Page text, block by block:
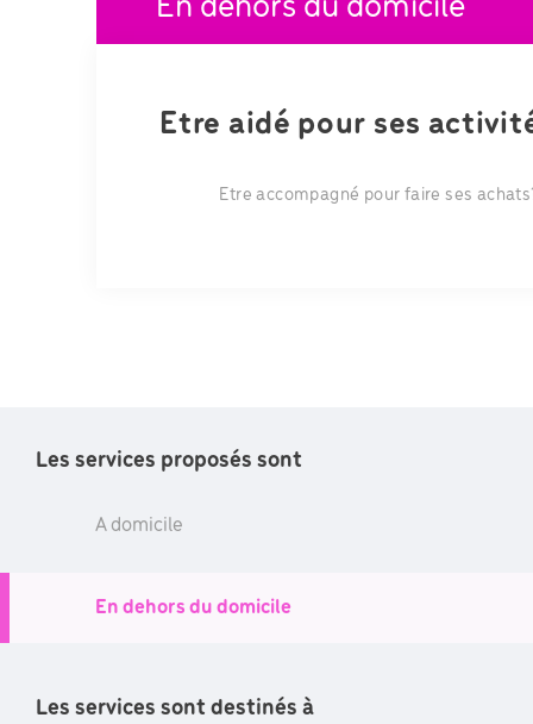
Les services proposés sont
A domicile
En dehors du domicile
Les services sont destinés à
En dehors du domicile
Etre aidé pour ses
Etre accompagné pour faire ses
Les services
Le public cible
Des personnes en